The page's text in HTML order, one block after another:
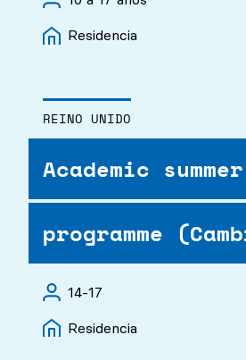
Residencia
REINO UNIDO
Academic summer
programme
14-17
Residencia